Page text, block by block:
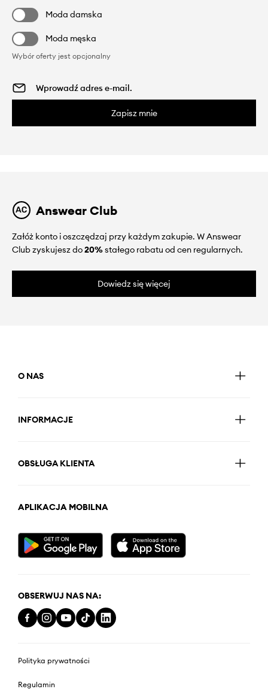
Moda damska
Moda męska
Wybór oferty jest opcjonalny
Zapisz mnie
Answear Club
Załóż konto i oszczędzaj przy każdym zakupie. W Answear
Club zyskujesz do20%stałego rabatu od cen regularnych.
Dowiedz się więcej
O NAS
INFORMACJE
OBSŁUGA KLIENTA
APLIKACJA MOBILNA
OBSERWUJ NAS NA:
Polityka prywatności
Regulamin